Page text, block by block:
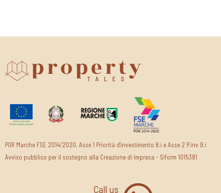
POR Marche FSE 2014/2020, Asse 1 Priorità d'investimento 8.i e Asse 2 P.inv 9.i
Avviso pubblico per il sostegno alla Creazione di Impresa - Siform 1015381
Call us